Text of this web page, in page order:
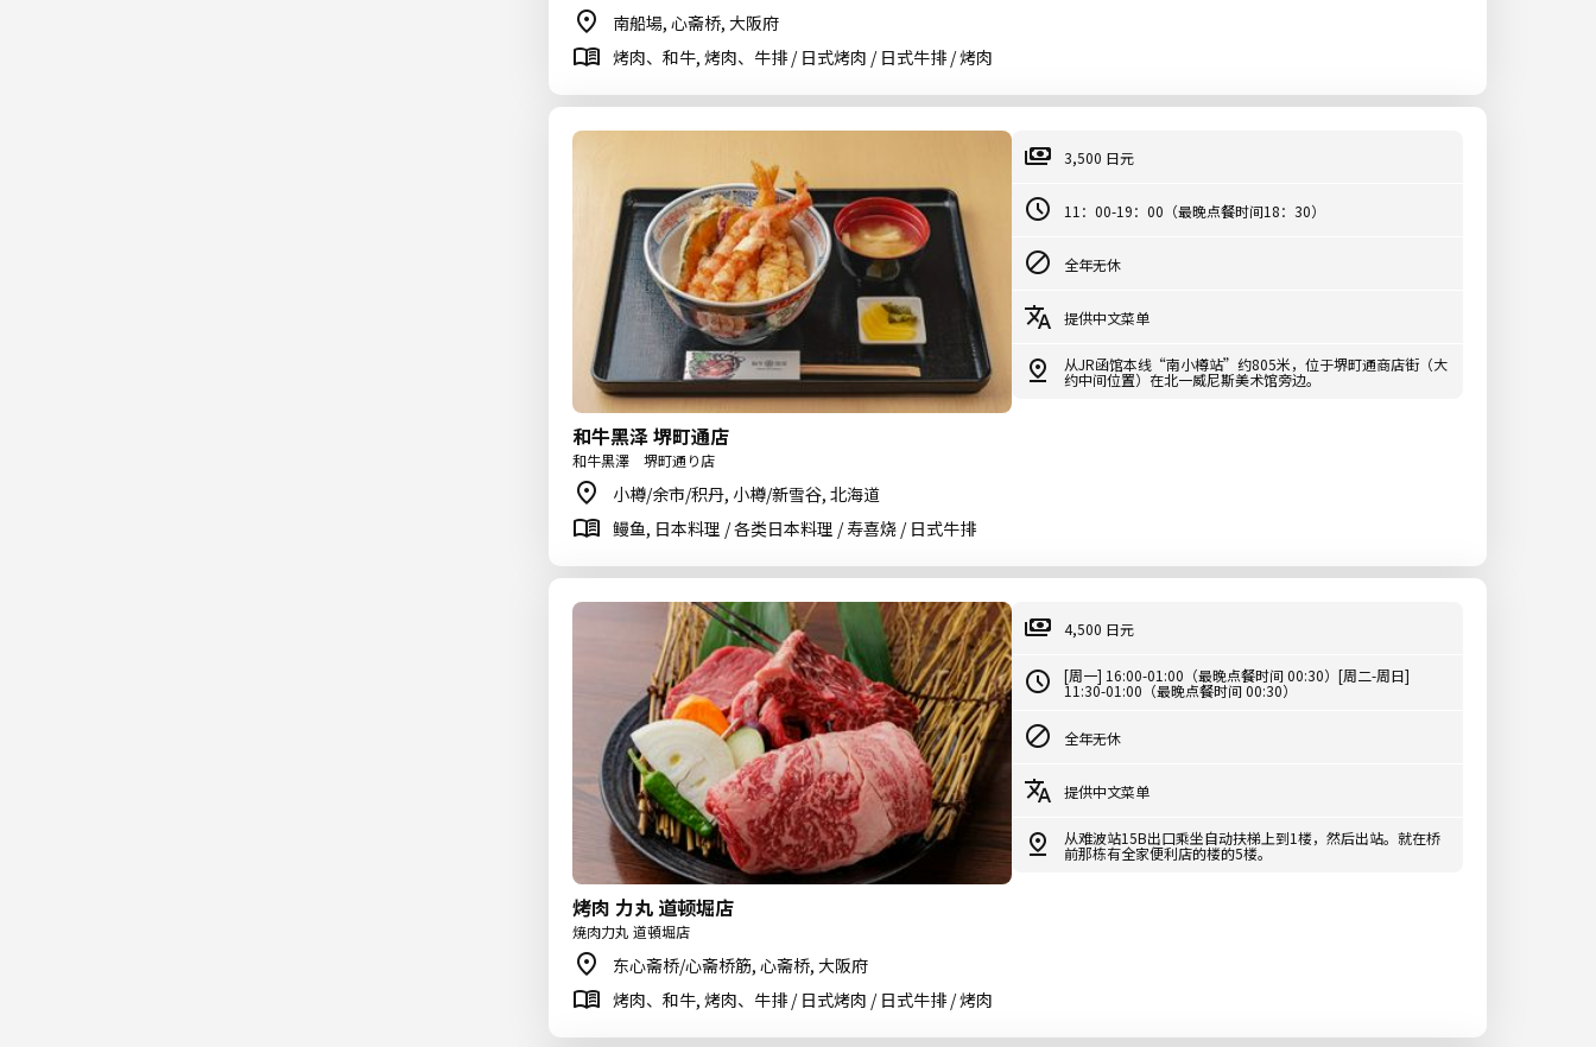
南船場, 心斋桥, 大阪府
烤肉、和牛, 烤肉、牛排 / 日式烤肉 / 日式牛排 / 烤肉
和牛黑泽 堺町通店
和牛黒澤 堺町通り店
小樽/余市/积丹, 小樽/新雪谷, 北海道
鳗鱼, 日本料理 / 各类日本料理 / 寿喜烧 / 日式牛排
3,500 日元
11：00-19：00（最晚点餐时间18：30）
全年无休
提供中文菜单
从JR函馆本线“南小樽站”约805米，位于堺町通商店街（大
约中间位置）在北一威尼斯美术馆旁边。
烤肉 力丸 道顿堀店
焼肉力丸 道頓堀店
东心斋桥/心斋桥筋, 心斋桥, 大阪府
烤肉、和牛, 烤肉、牛排 / 日式烤肉 / 日式牛排 / 烤肉
4,500 日元
[周一] 16:00-01:00（最晚点餐时间 00:30）[周二-周日]
11:30-01:00（最晚点餐时间 00:30）
全年无休
提供中文菜单
从难波站15B出口乘坐自动扶梯上到1楼，然后出站。就在桥
前那栋有全家便利店的楼的5楼。